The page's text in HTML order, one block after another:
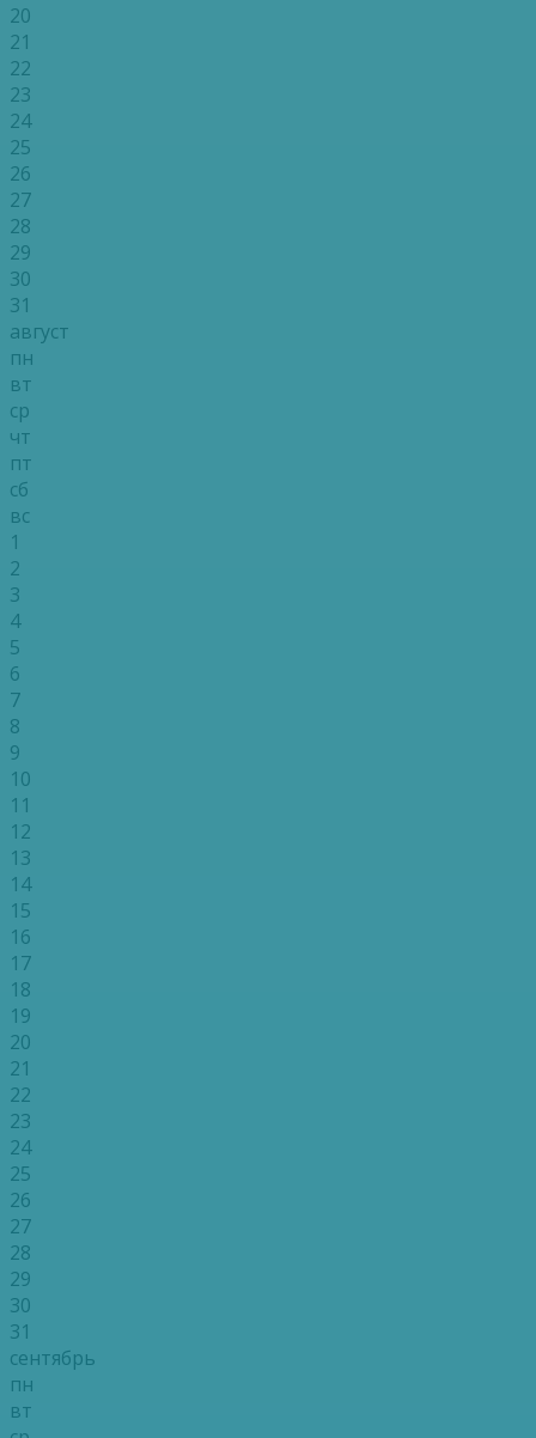
20
21
22
23
24
25
26
27
28
29
30
31
август
пн
вт
ср
чт
пт
сб
вс
1
2
3
4
5
6
7
8
9
10
11
12
13
14
15
16
17
18
19
20
21
22
23
24
25
26
27
28
29
30
31
сентябрь
пн
вт